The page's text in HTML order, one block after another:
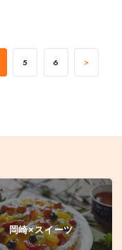
5 6 ＞
岡崎×スイーツ